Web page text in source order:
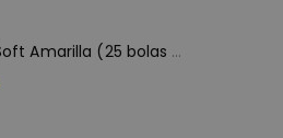
T
itleist DT TruSoft Amarilla (25 bolas de golf)